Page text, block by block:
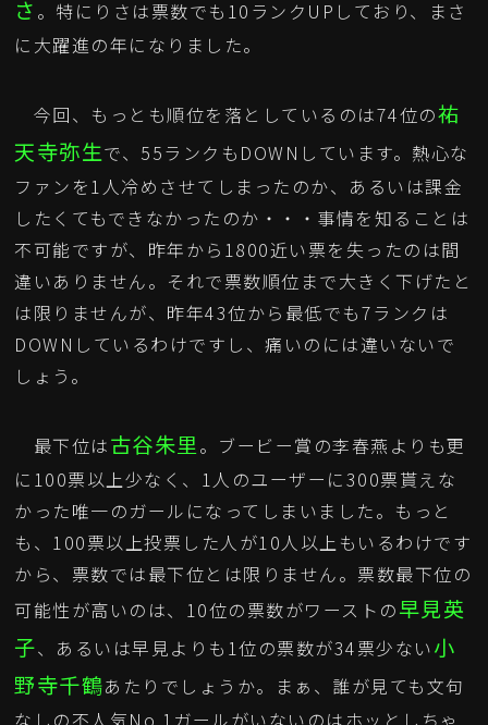
さ 。特にりさは票数でも10ランクUPしており、まさ
に大躍進の年になりました。
今回、もっとも順位を落としているのは74位の祐
天寺弥生で、55ランクもDOWNしています。熱心な
ファンを1人冷めさせてしまったのか、あるいは課金
したくてもできなかったのか・・・事情を知ることは
不可能ですが、昨年から1800近い票を失ったのは間
違いありません。それで票数順位まで大きく下げたと
は限りませんが、昨年43位から最低でも7ランクは
DOWNしているわけですし、痛いのには違いないで
しょう。
最下位は古谷朱里。ブービー賞の李春燕よりも更
に100票以上少なく、1人のユーザーに300票貰えな
かった唯一のガールになってしまいました。もっと
も、100票以上投票した人が10人以上もいるわけです
から、票数では最下位とは限りません。票数最下位の
可能性が高いのは、10位の票数がワーストの早見英
子、あるいは早見よりも1位の票数が34票少ない小
野寺千鶴あたりでしょうか。まぁ、誰が見ても文句
なしの不人気No.1ガールがいないのはホッとしちゃ